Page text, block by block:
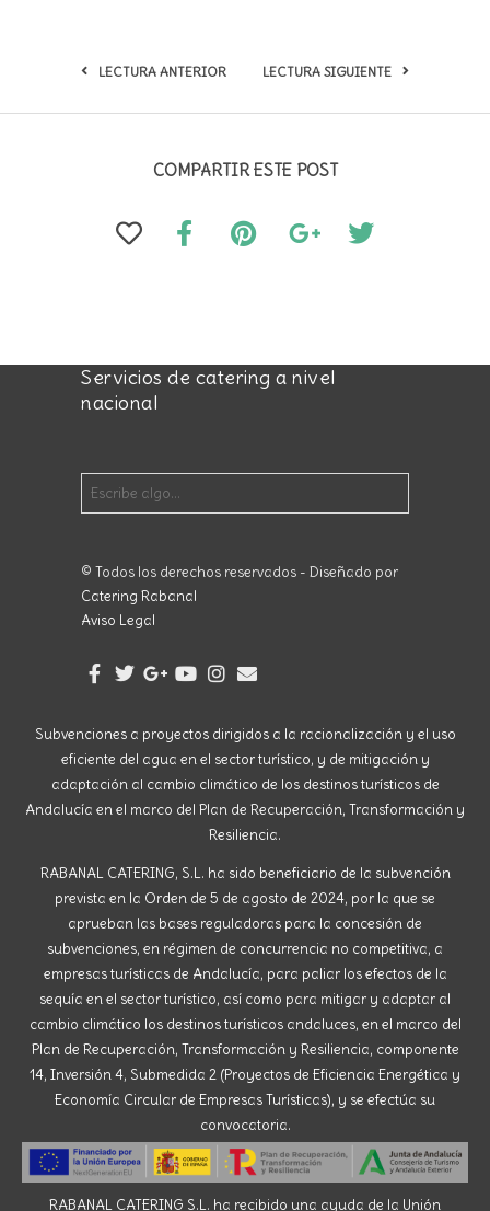
LECTURA ANTERIOR LECTURA SIGUIENTE
COMPARTIR ESTE POST
Servicios de catering a nivel
nacional
© Todos los derechos reservados - Diseñado por
Catering Rabanal
Aviso Legal
Subvenciones a proyectos dirigidos a la racionalización y el uso
eficiente del agua en el sector turístico, y de mitigación y
adaptación al cambio climático de los destinos turísticos de
Andalucía en el marco del Plan de Recuperación, Transformación y
Resiliencia.
RABANAL CATERING, S.L. ha sido beneficiario de la subvención
prevista en la Orden de 5 de agosto de 2024, por la que se
aprueban las bases reguladoras para la concesión de
subvenciones, en régimen de concurrencia no competitiva, a
empresas turísticas de Andalucía, para paliar los efectos de la
sequía en el sector turístico, así como para mitigar y adaptar al
cambio climático los destinos turísticos andaluces, en el marco del
Plan de Recuperación, Transformación y Resiliencia, componente
14, Inversión 4, Submedida 2 (Proyectos de Eficiencia Energética y
Economía Circular de Empresas Turísticas), y se efectúa su
convocatoria.
RABANAL CATERING S.L. ha recibido una ayuda de la Unión